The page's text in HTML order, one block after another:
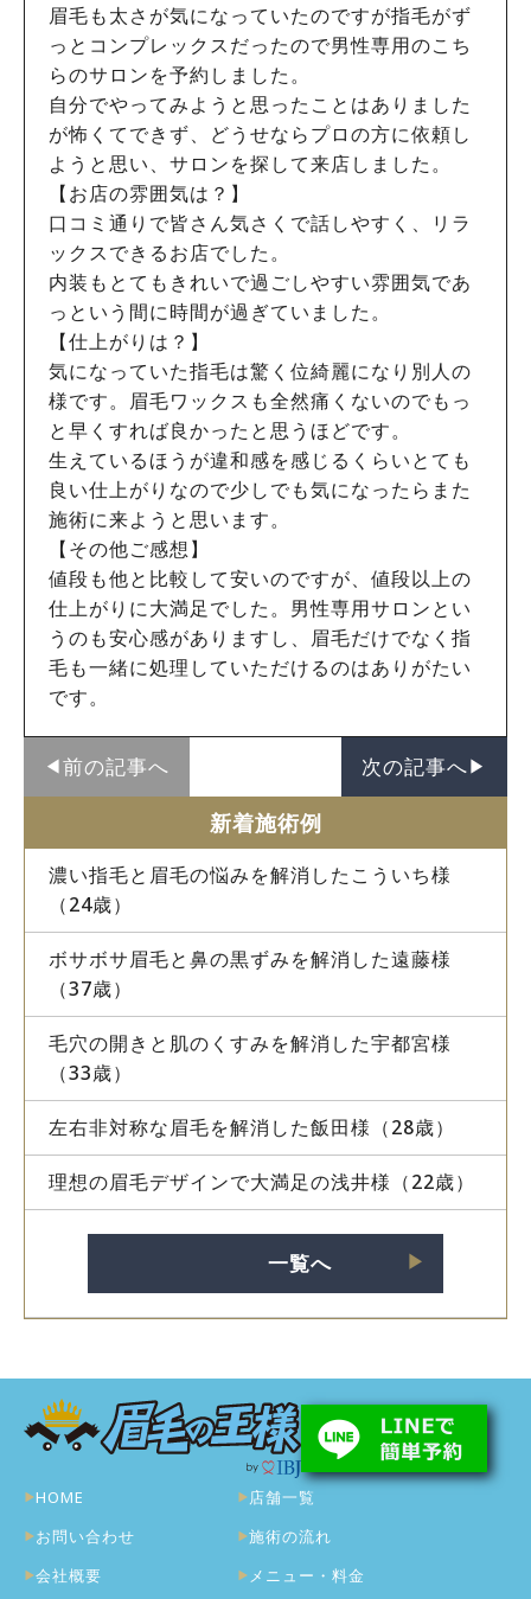
眉毛も太さが気になっていたのですが指毛がず
っとコンプレックスだったので男性専用のこち
らのサロンを予約しました。
自分でやってみようと思ったことはありました
が怖くてできず、どうせならプロの方に依頼し
ようと思い、サロンを探して来店しました。
【お店の雰囲気は？】
口コミ通りで皆さん気さくで話しやすく、リラ
ックスできるお店でした。
内装もとてもきれいで過ごしやすい雰囲気であ
っという間に時間が過ぎていました。
【仕上がりは？】
気になっていた指毛は驚く位綺麗になり別人の
様です。眉毛ワックスも全然痛くないのでもっ
と早くすれば良かったと思うほどです。
生えているほうが違和感を感じるくらいとても
良い仕上がりなので少しでも気になったらまた
施術に来ようと思います。
【その他ご感想】
値段も他と比較して安いのですが、値段以上の
仕上がりに大満足でした。男性専用サロンとい
うのも安心感がありますし、眉毛だけでなく指
毛も一緒に処理していただけるのはありがたい
です。
◀︎前の記事へ 次の記事へ▶︎
新着施術例
濃い指毛と眉毛の悩みを解消したこういち様
（24歳）
ボサボサ眉毛と鼻の黒ずみを解消した遠藤様
（37歳）
毛穴の開きと肌のくすみを解消した宇都宮様
（33歳）
左右非対称な眉毛を解消した飯田様（28歳）
理想の眉毛デザインで大満足の浅井様（22歳）
一覧へ ▶︎
HOME
お問い合わせ
会社概要
店舗一覧
施術の流れ
メニュー・料金